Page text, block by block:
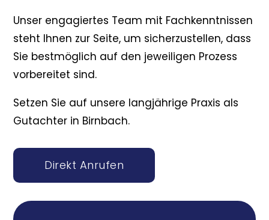
Unser engagiertes Team mit Fachkenntnissen
steht Ihnen zur Seite, um sicherzustellen, dass
Sie bestmöglich auf den jeweiligen Prozess
vorbereitet sind.
Setzen Sie auf unsere langjährige Praxis als
Gutachter in Birnbach.
Direkt Anrufen